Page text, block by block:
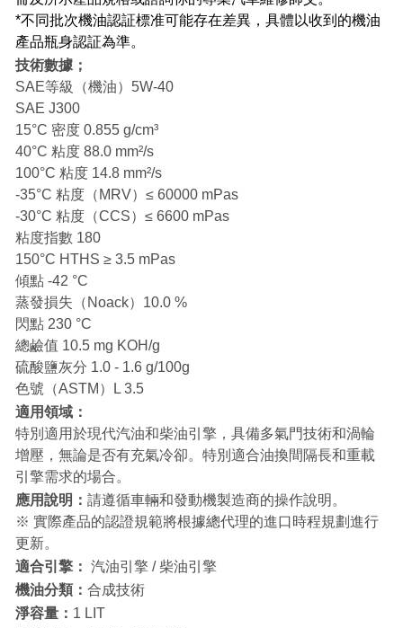
*不同批次機油認証標准可能存在差異，具體以收到的機油
產品瓶身認証為準。
技術數據；
SAE等級（機油）5W-40
SAE J300
15°C 密度 0.855 g/cm³
40°C 粘度 88.0 mm²/s
100°C 粘度 14.8 mm²/s
-35°C 粘度（MRV）≤ 60000 mPas
-30°C 粘度（CCS）≤ 6600 mPas
粘度指數 180
150°C HTHS ≥ 3.5 mPas
傾點 -42 °C
蒸發損失（Noack）10.0 %
閃點 230 °C
總鹼值 10.5 mg KOH/g
硫酸鹽灰分 1.0 - 1.6 g/100g
色號（ASTM）L 3.5
適用領域：
特別適用於現代汽油和柴油引擎，具備多氣門技術和渦輪
增壓，無論是否有充氣冷卻。特別適合油換間隔長和重載
引擎需求的場合。
應用說明： 請遵循車輛和發動機製造商的操作說明。
※ 實際產品的認證規範將根據總代理的進口時程規劃進行
更新。
適合引擎： 汽油引擎 / 柴油引擎
機油分類： 合成技術
淨容量： 1 LIT